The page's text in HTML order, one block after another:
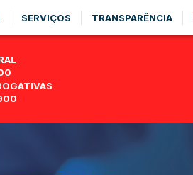
SERVIÇOS TRANSPARÊNCIA